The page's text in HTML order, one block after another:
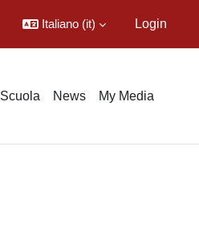
Italiano ‎(it)‎ Login
Scuola News My Media